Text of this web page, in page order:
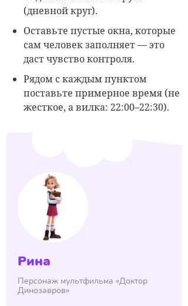
(дневной круг).
Оставьте пустые окна, которые
сам человек заполняет — это
даст чувство контроля.
Рядом с каждым пунктом
поставьте примерное время (не
жесткое, а вилка: 22:00–22:30).
Рина
Персонаж мультфильма «Доктор
Динозавров»